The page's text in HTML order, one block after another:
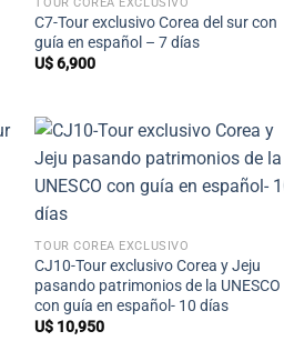
C7-Tour exclusivo Corea del sur con
guía en español – 7 días
U$6,900
TOUR COREA EXCLUSIVO
CJ10-Tour exclusivo Corea y Jeju
pasando patrimonios de la UNESCO
con guía en español- 10 días
U$ 10,950